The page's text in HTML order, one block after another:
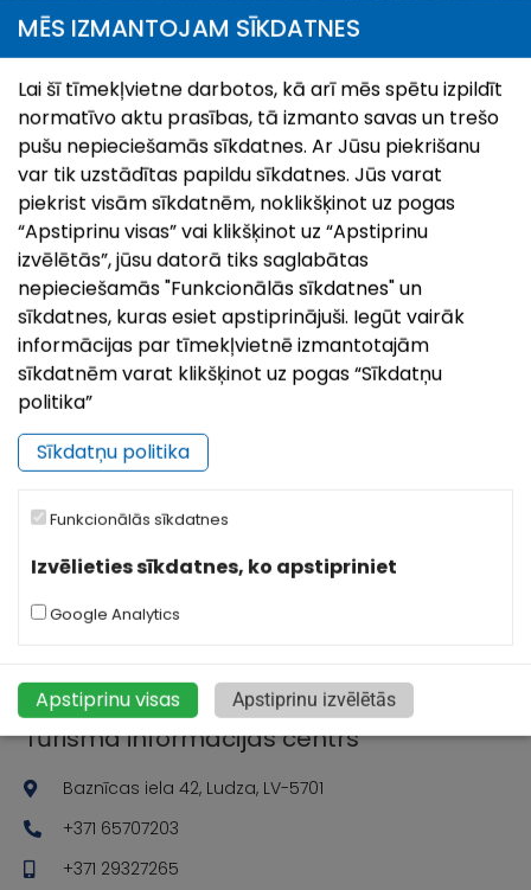
Leaflet
Tūrisma informācijas centrs
Baznīcas iela 42, Ludza, LV-5701
+371 65707203
+371 29327265
MĒS IZMANTOJAM SĪKDATNES
Lai šī tīmekļvietne darbotos, kā arī mēs spētu izpildīt
normatīvo aktu prasības, tā izmanto savas un trešo
pušu nepieciešamās sīkdatnes. Ar Jūsu piekrišanu
var tik uzstādītas papildu sīkdatnes. Jūs varat
piekrist visām sīkdatnēm, noklikšķinot uz pogas
“Apstiprinu visas” vai klikšķinot uz “Apstiprinu
izvēlētās”, jūsu datorā tiks saglabātas
nepieciešamās "Funkcionālās sīkdatnes" un
sīkdatnes, kuras esiet apstiprinājuši. Iegūt vairāk
informācijas par tīmekļvietnē izmantotajām
sīkdatnēm varat klikšķinot uz pogas “Sīkdatņu
politika”
Sīkdatņu politika
Funkcionālās sīkdatnes
Izvēlieties sīkdatnes, ko apstipriniet
Google Analytics
Apstiprinu visas Apstiprinu izvēlētās